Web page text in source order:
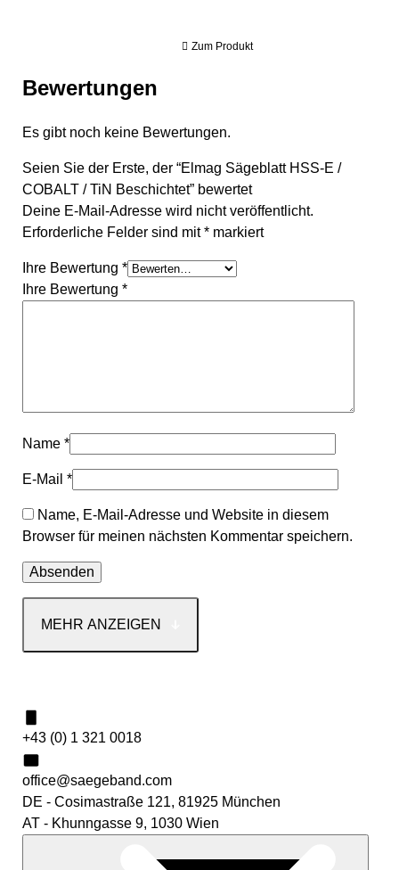
Zum Produkt
Bewertungen
Es gibt noch keine Bewertungen.
Seien Sie der Erste, der “Elmag Sägeblatt HSS-E /
COBALT / TiN Beschichtet” bewertet
Deine E-Mail-Adresse wird nicht veröffentlicht.
Erforderliche Felder sind mit* markiert
Ihre Bewertung *
Ihre Bewertung *
Name *
E-Mail *
Name, E-Mail-Adresse und Website in diesem
Browser für meinen nächsten Kommentar speichern.
MEHR ANZEIGEN
+43 (0) 1 321 0018
office@saegeband.com
DE - Cosimastraße 121, 81925 München
AT - Khunngasse 9, 1030 Wien